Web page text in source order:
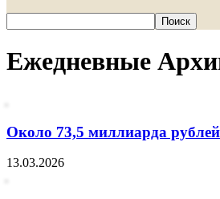
Ежедневные
Около 73,5 миллиарда
13.03.2026